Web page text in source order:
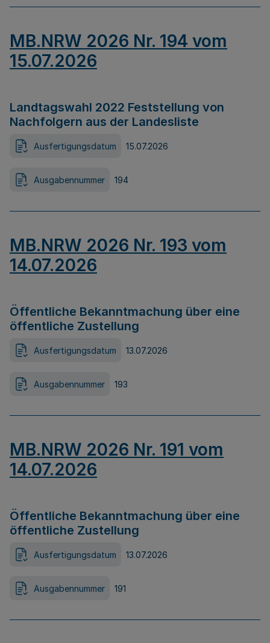
MB.NRW 2026 Nr. 194 vom
15.07.2026
Landtagswahl 2022 Feststellung von
Nachfolgern aus der Landesliste
Ausfertigungsdatum 15.07.2026
Ausgabennummer 194
MB.NRW 2026 Nr. 193 vom
14.07.2026
Öffentliche Bekanntmachung über eine
öffentliche Zustellung
Ausfertigungsdatum 13.07.2026
Ausgabennummer 193
MB.NRW 2026 Nr. 191 vom
14.07.2026
Öffentliche Bekanntmachung über eine
öffentliche Zustellung
Ausfertigungsdatum 13.07.2026
Ausgabennummer 191